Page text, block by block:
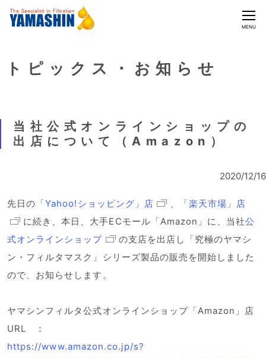
CLOSE
MENU
トピックス・お知らせ
当社公式オンラインショップの
出店について（Amazon）
2020/12/16
先日の 「Yahoo!ショッピング」店 、
「楽天市場」店
に続き、本日、大手ECモール「Amazon」に、当社公
式オンラインショップ
の支店を出店し「究極のヤマシ
ン・フィルタマスク」シリーズ製品の販売を開始しました
ので、お知らせします。
ヤマシンフィルタ公式オンラインショップ「Amazon」店
URL ：
https://www.amazon.co.jp/s?